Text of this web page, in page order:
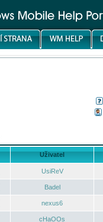
Uživatel
UsiReV
Badel
nexus6
cHaOOs